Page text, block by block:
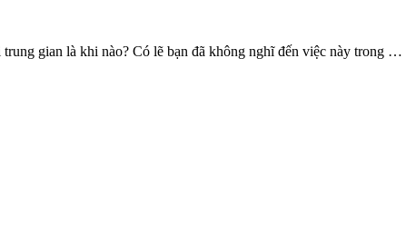
gian là khi nào? Có lẽ bạn đã không nghĩ đến việc này trong …